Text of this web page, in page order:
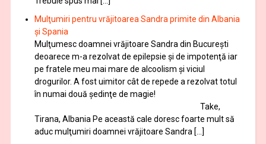
Mulţumiri pentru vrăjitoarea Sandra primite din Albania
și Spania
Mulţumesc doamnei vrăjitoare Sandra din București
deoarece m-a rezolvat de epilepsie și de impotenţă iar
pe fratele meu mai mare de alcoolism și viciul
drogurilor. A fost uimitor cât de repede a rezolvat totul
în numai două şedinţe de magie!
Take,
Tirana, Albania Pe această cale doresc foarte mult să
aduc mulţumiri doamnei vrăjitoare Sandra […]